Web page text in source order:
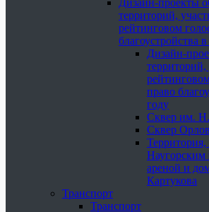
Дизайн-проекты
территорий,
рейтинговом
благоустройства
Дизайн-
право
году
Сквер им.
Сквер
Наугорским
ареной и
Картукова
Транспорт
Транспорт